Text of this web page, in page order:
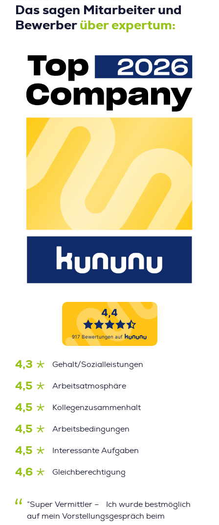
Das sagen Mitarbeiter und
Bewerber über expertum:
4,3 Gehalt/Sozialleistungen
4,5 Arbeitsatmosphäre
4,5 Kollegenzusammenhalt
4,5 Arbeitsbedingungen
4,5 Interessante Aufgaben
4,6 Gleichberechtigung
”Super Vermittler – Ich wurde bestmöglich
auf mein Vorstellungsgespräch beim